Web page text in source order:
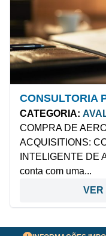
CONSULTORIA
CATEGORIA:
COMPRA DE
ACQUISITIONS:
INTELIGENTE DE
conta com uma...
VER